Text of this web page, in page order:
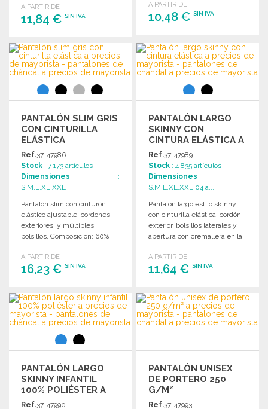
A PARTIR DE
11,84 € SIN IVA
PEDIR
Solicitar un presupuesto
cremallera.
A PARTIR DE
10,48 €SIN IVA
PEDIR
Solicitar un presupuesto
PANTALÓN SLIM GRIS
CON CINTURILLA
ELÁSTICA
Ref.37-47986
Stock : 7 173 artículos
Dimensiones :
S,M,L,XL,XXL
Pantalón slim con cinturón
elástico ajustable, cordones
exteriores, y múltiples
bolsillos. Composición: 60%
A PARTIR DE
16,23 € SIN IVA
PEDIR
Solicitar un presupuesto
PANTALÓN LARGO
SKINNY CON
CINTURA ELÁSTICA A
PRECIOS DE
MAYORISTA
Ref.37-47989
Stock : 4 835 artículos
Dimensiones :
S,M,L,XL,XXL,04 a...
Pantalón largo estilo skinny
con cinturilla elástica, cordón
exterior, bolsillos laterales y
abertura con cremallera en la
A PARTIR DE
11,64 €SIN IVA
PEDIR
Solicitar un presupuesto
PANTALÓN LARGO
SKINNY INFANTIL
100% POLIÉSTER A
PRECIOS DE
Ref.37-47990
PANTALÓN UNISEX
DE PORTERO 250
G/M²
Ref.37-47993